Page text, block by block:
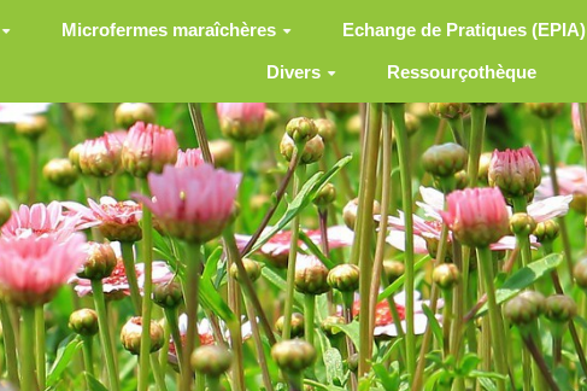
Microfermes maraîchères Echange de Pratiques (EPIA)
Divers Ressourçothèque